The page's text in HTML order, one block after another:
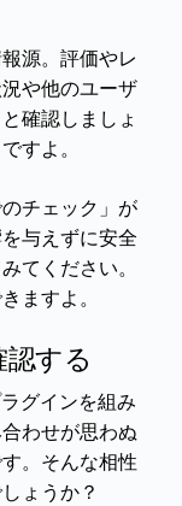
源。評価やレ
や他のユーザ
確認しましょ
すよ。
チェック」が
与えずに安全
てください。
ますよ。
する
グインを組み
わせが思わぬ
。そんな相性
ょうか？